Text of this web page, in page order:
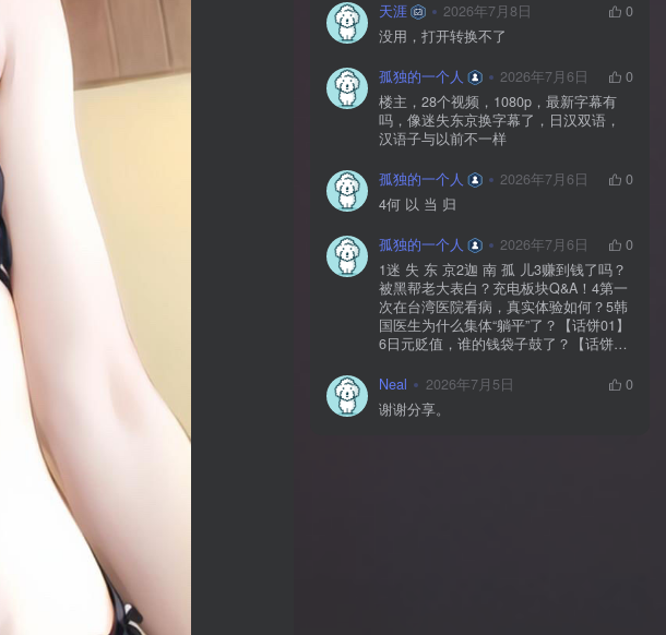
天涯 2026年7月8日
0
没用，打开转换不了
孤独的一个人 2026年7月6日
0
楼主，28个视频，1080p，最新字幕有
吗，像迷失东京换字幕了，日汉双语，
汉语子与以前不一样
孤独的一个人 2026年7月6日
0
4何 以 当 归
孤独的一个人 2026年7月6日
0
1迷 失 东 京2迦 南 孤 儿3赚到钱了吗？
被黑帮老大表白？充电板块Q&A！4第一
次在台湾医院看病，真实体验如何？5韩
国医生为什么集体“躺平”了？【话饼01】
6日元贬值，谁的钱袋子鼓了？【话饼
【下】9神 佑 之 地10不 愈 之 殇11你 好
美 国12独 自 等 待13中国人拍的阿根
廷，阿根廷人怎么看？【独自等待
Neal 2026年7月5日
0
谢谢分享。